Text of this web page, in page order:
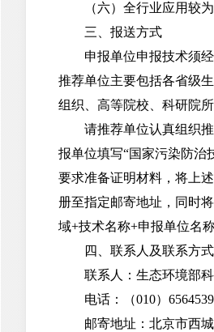
（六）全行业应用较为
三、报送方式
申报单位申报技术须经
推荐单位主要包括各省级
组织、高等院校、科研院所
请推荐单位认真组织推
报单位填写“国家污染防治
要求准备证明材料，将上
册至指定邮寄地址，同时
域+技术名称+申报单位名称
四、联系人及联系方式
联系人：生态环境部科
电话：（010）
邮寄地址：北京市西城